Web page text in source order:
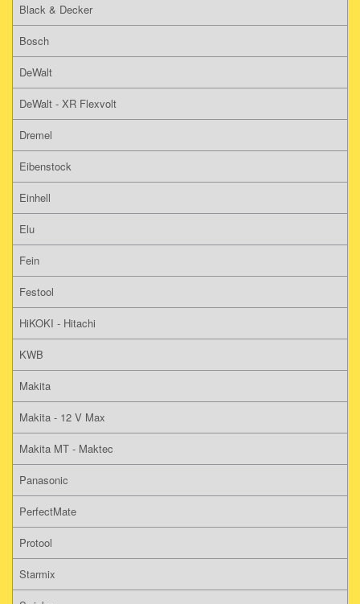
Black & Decker
Bosch
DeWalt
DeWalt - XR Flexvolt
Dremel
Eibenstock
Einhell
Elu
Fein
Festool
HiKOKI - Hitachi
KWB
Makita
Makita - 12 V Max
Makita MT - Maktec
Panasonic
PerfectMate
Protool
Starmix